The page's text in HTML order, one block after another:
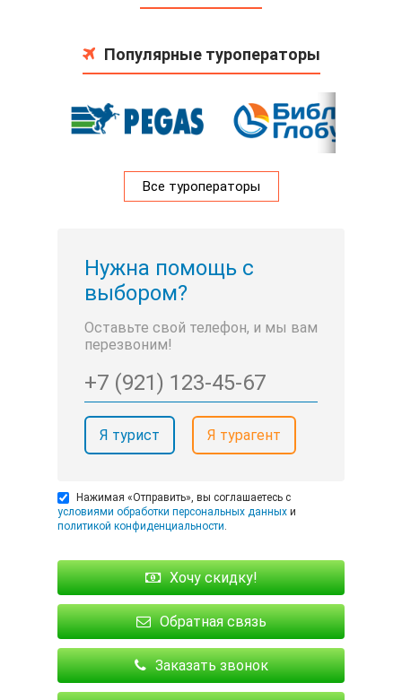
Популярные туроператоры
Все туроператоры
Нужна помощь с
выбором?
Оставьте свой телефон, и мы вам
перезвоним!
Я турист Я турагент
Нажимая «Отправить», вы соглашаетесь с
условиями обработки персональных данных и
политикой конфиденциальности.
Хочу скидку!
Обратная связь
Заказать звонок